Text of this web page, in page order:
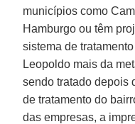
municípios como
Hamburgo ou têm
sistema de
Leopoldo mais da
sendo tratado depois
de tratamento do
das empresas, a